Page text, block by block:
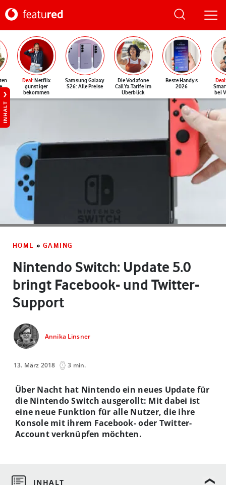
Deal: Netflix
günstiger
bekommen
Samsung Galaxy
S26: Alle Preise
Die Vodafone
CallYa-Tarife im
Überblick
Beste Handys
2026
Deal
bei
INHALT
HOME » GAMING
Nintendo Switch: Update 5.0
bringt Facebook- und Twitter-
Support
Annika Linsner
13. März 2018 3 min.
Über Nacht hat Nintendo ein neues Update für
die Nintendo Switch ausgerollt: Mit dabei ist
eine neue Funktion für alle Nutzer, die ihre
Konsole mit ihrem Facebook- oder Twitter-
Account verknüpfen möchten.